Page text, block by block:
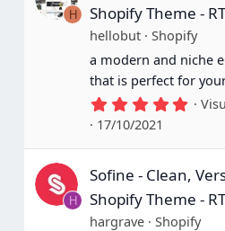
r
e
l
a
s
H
Shopify Theme -
hellobut
Shopify
a modern and niche
that is perfect for
5
0
s
r
e
17/10/2021
H
Sofine - Clean,
Shopify Theme -
hargrave Shopify